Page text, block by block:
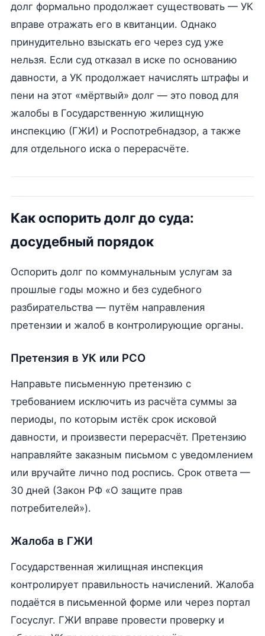
долг формально продолжает существовать — УК
вправе отражать его в квитанции. Однако
принудительно взыскать его через суд уже
нельзя. Если суд отказал в иске по основанию
давности, а УК продолжает начислять штрафы и
пени на этот «мёртвый» долг — это повод для
жалобы в Государственную жилищную
инспекцию (ГЖИ) и Роспотребнадзор, а также
для отдельного иска о перерасчёте.
Как оспорить долг до суда:
досудебный порядок
Оспорить долг по коммунальным услугам за
прошлые годы можно и без судебного
разбирательства — путём направления
претензии и жалоб в контролирующие органы.
Претензия в УК или РСО
Направьте письменную претензию с
требованием исключить из расчёта суммы за
периоды, по которым истёк срок исковой
давности, и произвести перерасчёт. Претензию
направляйте заказным письмом с уведомлением
или вручайте лично под роспись. Срок ответа —
30 дней (Закон РФ «О защите прав
потребителей»).
Жалоба в ГЖИ
Государственная жилищная инспекция
контролирует правильность начислений. Жалоба
подаётся в письменной форме или через портал
Госуслуг. ГЖИ вправе провести проверку и